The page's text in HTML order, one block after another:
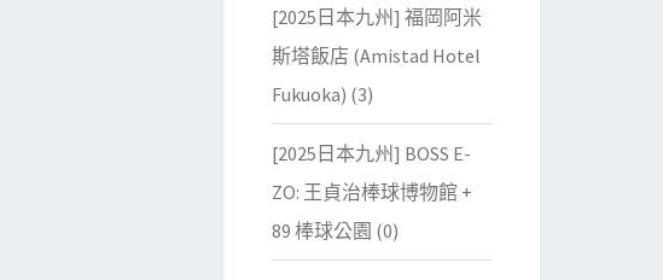
[2025日本九州] 福岡阿米
斯塔飯店 (Amistad Hotel
Fukuoka) (3)
[2025日本九州] BOSS E-
ZO: 王貞治棒球博物館 +
89 棒球公園 (0)